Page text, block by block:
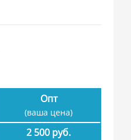
Опт
(ваша цена)
2 500 руб.